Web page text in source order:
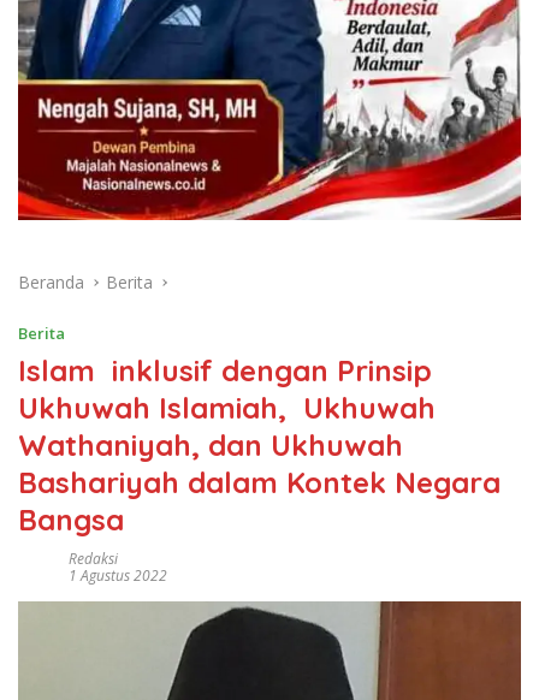
Beranda Berita
Berita
Islam inklusif dengan Prinsip
Ukhuwah Islamiah, Ukhuwah
Wathaniyah, dan Ukhuwah
Bashariyah dalam Kontek Negara
Bangsa
Redaksi
1 Agustus 2022